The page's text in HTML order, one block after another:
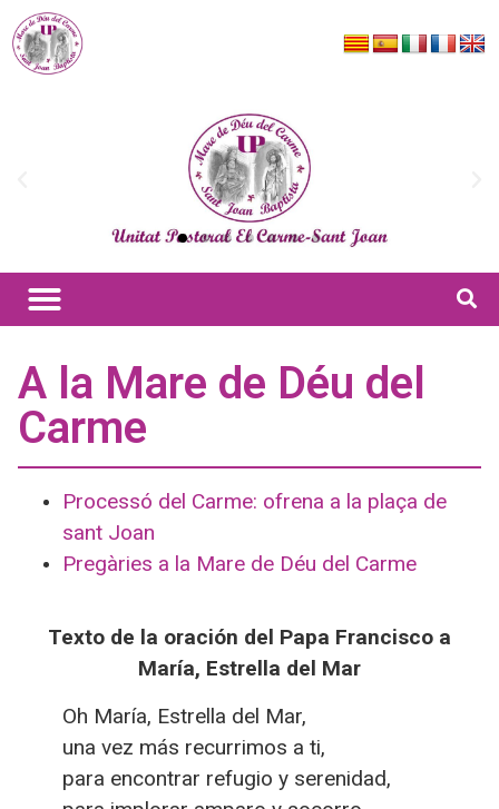
A la Mare de Déu del
Carme
Processó del Carme: ofrena a la plaça de
sant Joan
Pregàries a la Mare de Déu del Carme
Texto de la oración del Papa Francisco a
María, Estrella del Mar
Oh María, Estrella del Mar,
una vez más recurrimos a ti,
para encontrar refugio y serenidad,